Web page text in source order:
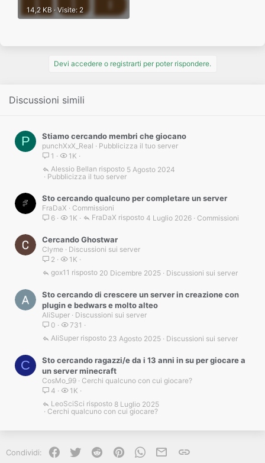
14,2 KB · Visite: 2
Devi accedere o registrarti per poter rispondere.
Discussioni simili
P Stiamo cercando membri che giocano
punchXxX_Real
Pubblicizza il tuo server
1
1K
Pubblicizza il tuo server
5 Agosto 2024
Alessio Bellan
Sto cercando qualcuno per completare un server
FraDaX
Commissioni
6
1K Commissioni
4 Luglio 2026
FraDaX
Cercando Ghostwar
Clyme
Discussioni sui server
2
1K
Discussioni sui server
20 Dicembre 2025
gox11
Sto cercando di crescere un server in creazione con
plugin e bedwars e molto alteo
AliSuper
Discussioni sui server
0
731
Discussioni sui server
23 Agosto 2025
AliSuper
C
Sto cercando ragazzi/e da i 13 anni in su per giocare a
un server minecraft
CosMo_99
Cerchi qualcuno con cui giocare?
4
1K
Cerchi qualcuno con cui giocare?
8 Luglio 2025
LeoSciSci
Condividi: Facebook
Twitter Reddit PinterestWhatsApp
e-mailLink